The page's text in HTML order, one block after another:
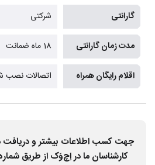
گارانتی شرکتی
مدت زمان گارانتی 18 ماه ضمانت
اقلام رایگان همراه اتصالات نصب
جهت کسب اطلاعات بیشتر و دریافت
کارشناسان ما در اِچ‌وَک از طریق